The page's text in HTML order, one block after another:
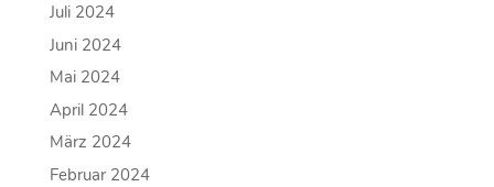
Juli 2024
Juni 2024
Mai 2024
April 2024
März 2024
Februar 2024